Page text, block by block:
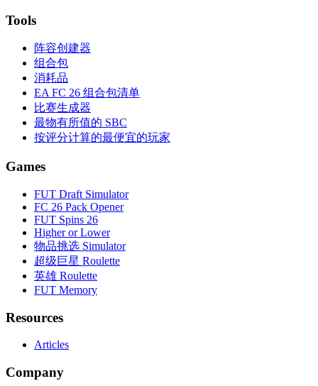
Tools
阵容创建器
组合包
消耗品
EA FC 26 组合包清单
比赛生成器
最物有所值的 SBC
按评分计算的最便宜的玩家
Games
FUT Draft Simulator
FC 26 Pack Opener
FUT Spins 26
Higher or Lower
物品挑选 Simulator
超级巨星 Roulette
英雄 Roulette
FUT Memory
Resources
Articles
Company